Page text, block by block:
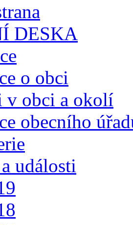
DESKA
o obci
v obci a okolí
obecního
události